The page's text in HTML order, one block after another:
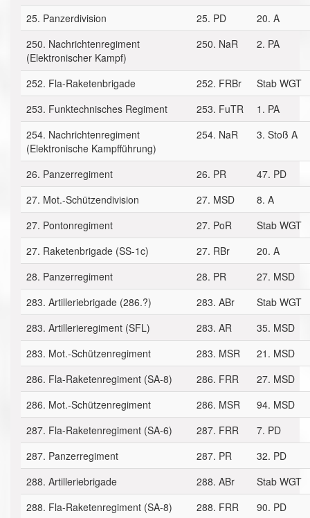
25. Panzerdivision
25. PD
20. A
250. Nachrichtenregiment
(Elektronischer Kampf)
250. NaR 2. PA
252. Fla-Raketenbrigade 252. FRBr
Stab WGT
253. Funktechnisches Regiment
253. FuTR
1. PA
254. Nachrichtenregiment
(Elektronische Kampfführung)
254. NaR 3. Stoß A
26. Panzerregiment 26. PR
47. PD
27. Mot.-Schützendivision
27. MSD
8. A
27. Pontonregiment
27. PoR
Stab WGT
27. Raketenbrigade (SS-1c)
27. RBr
20. A
28. Panzerregiment
28. PR
27. MSD
283. Artilleriebrigade (286.?)
283. ABr
Stab WGT
283. Artillerieregiment (SFL)
283. AR
35. MSD
283. Mot.-Schützenregiment
283. MSR
21. MSD
286. Fla-Raketenregiment (SA-8)
286. FRR
27. MSD
286. Mot.-Schützenregiment
286. MSR
94. MSD
287. Fla-Raketenregiment (SA-6)
287. FRR
7. PD
287. Panzerregiment
287. PR
32. PD
288. Artilleriebrigade
288. ABr
Stab WGT
288. Fla-Raketenregiment (SA-8)
288. FRR
90. PD